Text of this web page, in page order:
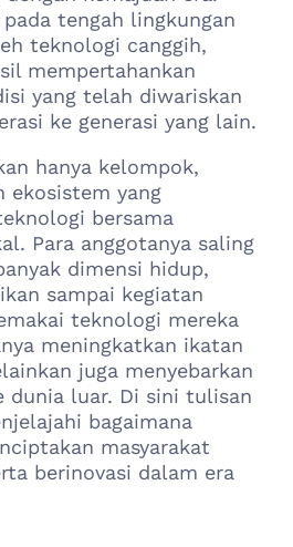
tengah lingkungan
teknologi canggih,
mempertahankan
yang telah diwariskan
ke generasi yang lain.
hanya kelompok,
ekosistem yang
bersama
Para anggotanya saling
dimensi hidup,
sampai kegiatan
teknologi mereka
meningkatkan ikatan
juga menyebarkan
dunia luar. Di sini tulisan
bagaimana
masyarakat
berinovasi dalam era